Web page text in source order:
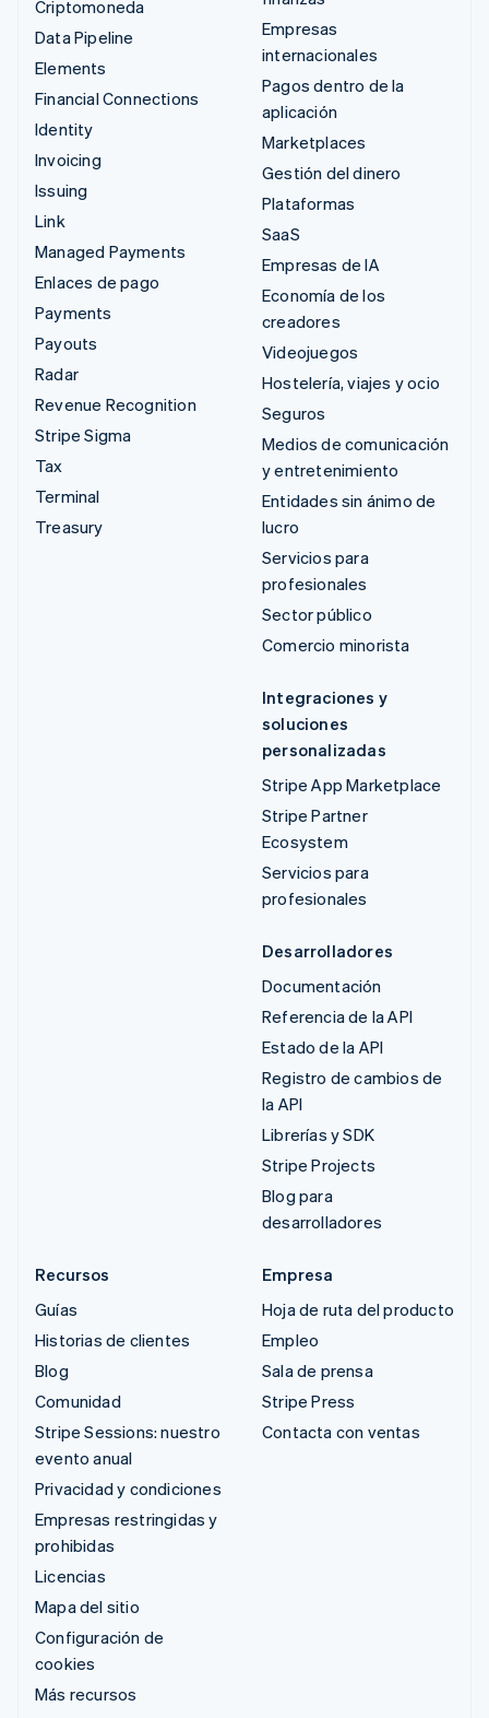
Criptomoneda
Data Pipeline
Elements
Financial Connections
Identity
Invoicing
Issuing
Link
Managed Payments
Enlaces de pago
Payments
Payouts
Radar
Revenue Recognition
Stripe Sigma
Tax
Terminal
Treasury
Empresas
internacionales
Pagos dentro de la
aplicación
Marketplaces
Gestión del dinero
Plataformas
SaaS
Empresas de IA
Economía de los
creadores
Videojuegos
Hostelería, viajes y ocio
Seguros
Medios de comunicación
y entretenimiento
Entidades sin ánimo de
lucro
Servicios para
profesionales
Sector público
Comercio minorista
Integraciones y
soluciones
personalizadas
Stripe App Marketplace
Stripe Partner
Ecosystem
Servicios para
profesionales
Desarrolladores
Documentación
Referencia de la API
Estado de la API
Registro de cambios de
la API
Librerías y SDK
Stripe Projects
Blog para
desarrolladores
Recursos
Guías
Historias de clientes
Blog
Comunidad
Stripe Sessions: nuestro
evento anual
Privacidad y condiciones
Empresas restringidas y
prohibidas
Licencias
Mapa del sitio
Configuración de
cookies
Más recursos
Empresa
Hoja de ruta del producto
Empleo
Sala de prensa
Stripe Press
Contacta con ventas